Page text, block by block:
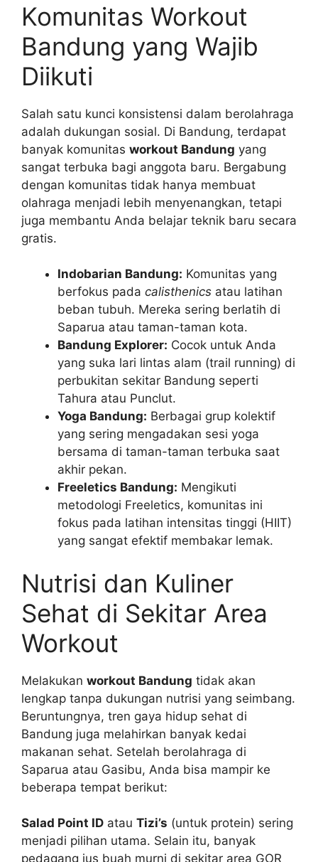
Komunitas Workout
Bandung yang Wajib
Diikuti
Salah satu kunci konsistensi dalam berolahraga
adalah dukungan sosial. Di Bandung, terdapat
banyak komunitas workout Bandung yang
sangat terbuka bagi anggota baru. Bergabung
dengan komunitas tidak hanya membuat
olahraga menjadi lebih menyenangkan, tetapi
juga membantu Anda belajar teknik baru secara
gratis.
Indobarian Bandung: Komunitas yang
berfokus pada calisthenics atau latihan
beban tubuh. Mereka sering berlatih di
Saparua atau taman-taman kota.
Bandung Explorer: Cocok untuk Anda
yang suka lari lintas alam (trail running) di
perbukitan sekitar Bandung seperti
Tahura atau Punclut.
Yoga Bandung: Berbagai grup kolektif
yang sering mengadakan sesi yoga
bersama di taman-taman terbuka saat
akhir pekan.
Freeletics Bandung: Mengikuti
metodologi Freeletics, komunitas ini
fokus pada latihan intensitas tinggi (HIIT)
yang sangat efektif membakar lemak.
Nutrisi dan Kuliner
Sehat di Sekitar Area
Workout
Melakukan workout Bandung tidak akan
lengkap tanpa dukungan nutrisi yang seimbang.
Beruntungnya, tren gaya hidup sehat di
Bandung juga melahirkan banyak kedai
makanan sehat. Setelah berolahraga di
Saparua atau Gasibu, Anda bisa mampir ke
beberapa tempat berikut:
Salad Point ID atau Tizi’s (untuk protein) sering
menjadi pilihan utama. Selain itu, banyak
pedagang jus buah murni di sekitar area GOR